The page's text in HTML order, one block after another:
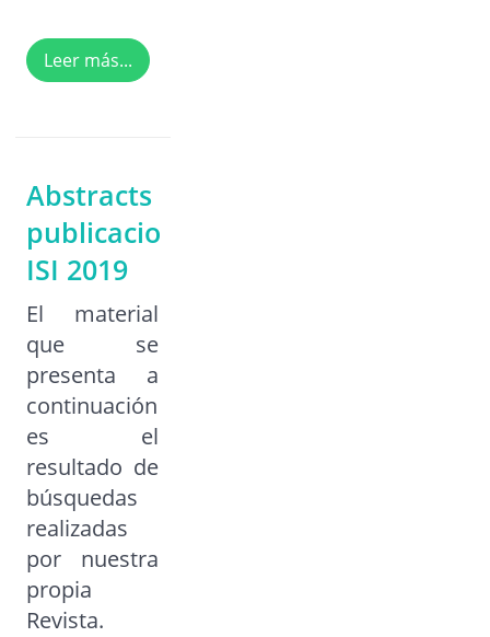
Leer más...
Abstracts
publicaciones
ISI 2019
El material
que se
presenta a
continuación
es el
resultado de
búsquedas
realizadas
por nuestra
propia
Revista.